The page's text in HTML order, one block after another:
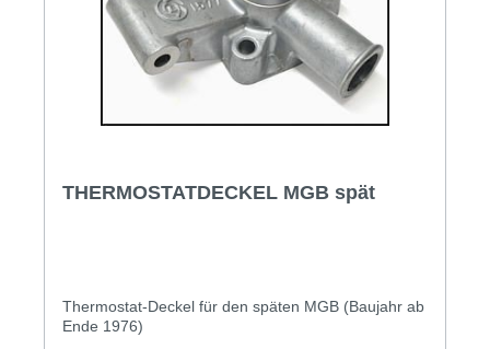
THERMOSTATDECKEL MGB spät
Thermostat-Deckel für den späten MGB (Baujahr ab
Ende 1976)